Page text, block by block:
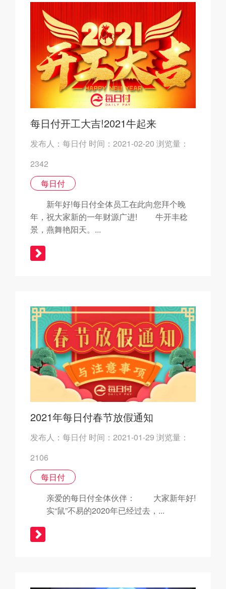
每日付开工大吉!2021牛起来
发布人：每日付 时间：2021-02-20 浏览量：
2342
每日付
新年好!每日付全体员工在此向您拜个晚
年，祝大家新的一年财源广进! 牛开丰稔
景，燕舞艳阳天。...
2021年每日付春节放假通知
发布人：每日付 时间：2021-01-29 浏览量：
2106
每日付
亲爱的每日付全体伙伴： 大家新年好!
实“鼠”不易的2020年已经过去，...